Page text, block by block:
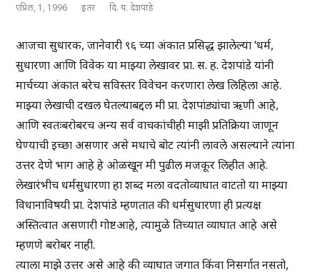
एप्रिल, 1, 1996 इतर दि. य. देशपांडे
आजचा सुधारक, जानेवारी ९६ च्या अंकात प्रसिद्ध झालेल्या ‘धर्म,
सुधारणा आणि विवेक या माझ्या लेखावर प्रा. स. ह. देशपांडे यांनी
मार्चच्या अंकात बरेच सविस्तर विवेचन करणारा लेख लिहिला आहे.
माझ्या लेखाची दखल घेतल्याबद्दल मी प्रा. देशपांड्यांचा ऋणी आहे,
आणि स्वतःबरोबरच अन्य सर्व वाचकांचीही माझी प्रतिक्रिया जाणून
घेण्याची इच्छा असणार असे मधाचे बोट त्यांनी लावले असल्याने त्यांना
उत्तर देणे भाग आहे हे ओळखून मी पुढील मजकूर लिहीत आहे.
लेखारंभीच धर्मसुधारणा हा शब्द मला वदतोव्याघात वाटतो या माझ्या
विधानाविषयी प्रा. देशपांडे म्हणतात की धर्मसुधारणा ही प्रत्यक्ष
अस्तित्वात असणारी गोष्टआहे, त्यामुळे तिच्यात व्याघात आहे असे
म्हणणे बरोबर नाही.
त्याला माझे उत्तर असे आहे की व्याघात जगात किंवा निसर्गात नसतो,